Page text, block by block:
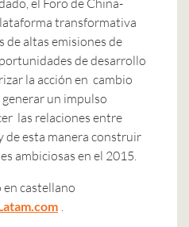
transformativa
de altas emisiones de
de desarrollo
la acción en cambio
un impulso
las relaciones entre
de esta manera construir
ambiciosas en el 2015.
castellano